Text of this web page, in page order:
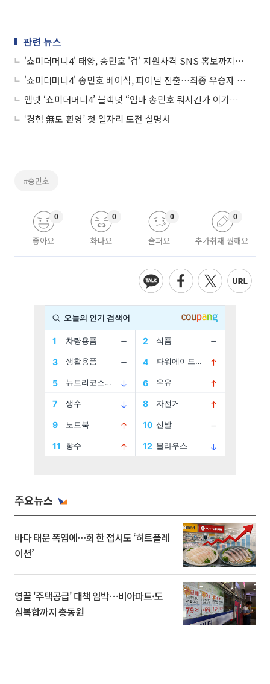
관련 뉴스
'쇼미더머니4' 태양, 송민호 '겁' 지원사격 SNS 홍보까지 "의리남 등극"
'쇼미더머니4' 송민호 베이식, 파이널 진출…최종 우승자 누가 될까?
엠넷 ‘쇼미더머니4’ 블랙넛 “엄마 송민호 뭐시긴가 이기고 올게” 어려웠던 집안 형편
‘경험 無도 환영’ 첫 일자리 도전 설명서
#송민호
좋아요
0
화나요
0
슬퍼요
0
추가취재 원해요
0
주요뉴스
바다 태운 폭염에…회 한 접시도 ‘히트플레
이션’
영끌 '주택공급' 대책 임박⋯비아파트·도
심복합까지 총동원